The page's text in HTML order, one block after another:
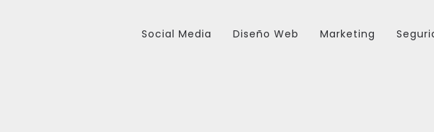
Social Media Diseño Web Marketing